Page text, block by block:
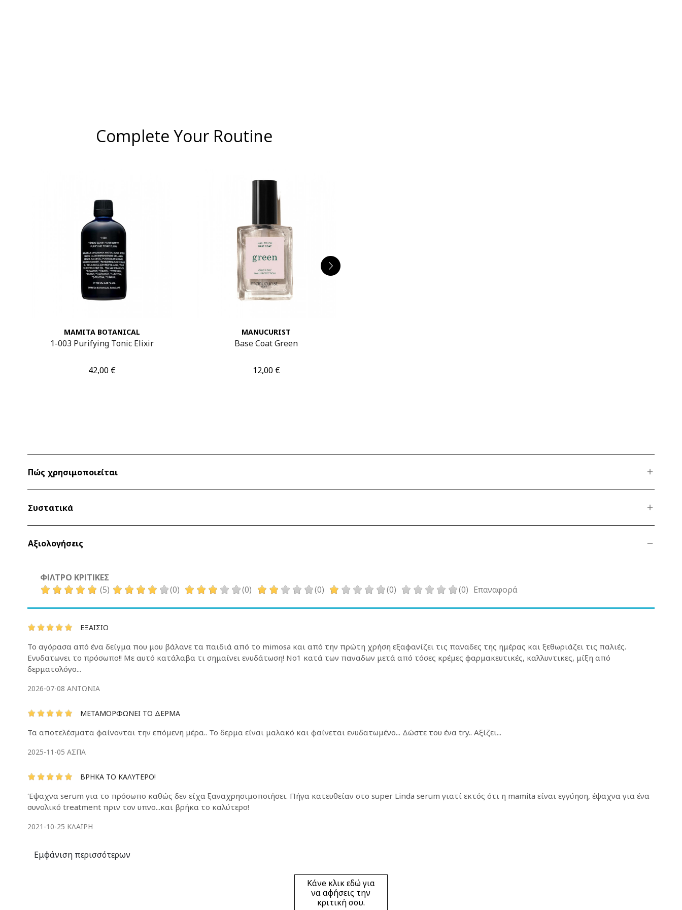
Complete Your Routine
MAMITA BOTANICAL
1-003 Purifying Tonic Elixir
Τιμή
42,00 €
MANUCURIST
Base Coat Green
Τιμή
12,00 €
Πώς χρησιμοποιείται
Συστατικά
Αξιολογήσεις
ΦΊΛΤΡΟ ΚΡΙΤΙΚΈΣ
(5)
(0) (0) (0) (0) (0) Επαναφορά
ΕΞΑΊΣΙΟ
Το αγόρασα από ένα δείγμα που μου βάλανε τα παιδιά από το mimosa και από την πρώτη χρήση εξαφανίζει τις παναδες της ημέρας και ξεθωριάζει τις παλιές.
Ενυδατωνει το πρόσωπο!! Με αυτό κατάλαβα τι σημαίνει ενυδάτωση! Νο1 κατά των παναδων μετά από τόσες κρέμες φαρμακευτικές, καλλυντικες, μίξη από
δερματολόγο...
2026-07-08 ΑΝΤΩΝΊΑ
ΜΕΤΑΜΟΡΦΏΝΕΙ ΤΟ ΔΕΡΜΑ
Τα αποτελέσματα φαίνονται την επόμενη μέρα.. Το δερμα είναι μαλακό και φαίνεται ενυδατωμένο... Δώστε του ένα try.. Αξίζει...
2025-11-05 ΑΣΠΑ
ΒΡΉΚΑ ΤΟ ΚΑΛΎΤΕΡΟ!
Έψαχνα serum για το πρόσωπο καθώς δεν είχα ξαναχρησιμοποιήσει. Πήγα κατευθείαν στο super Linda serum γιατί εκτός ότι η mamita είναι εγγύηση, έψαχνα για ένα
συνολικό treatment πριν τον υπνο...και βρήκα το καλύτερο!
2021-10-25 ΚΛΑΊΡΗ
Εμφάνιση περισσότερων
Κάνe κλικ εδώ για
να αφήσεις την
κριτική σου.